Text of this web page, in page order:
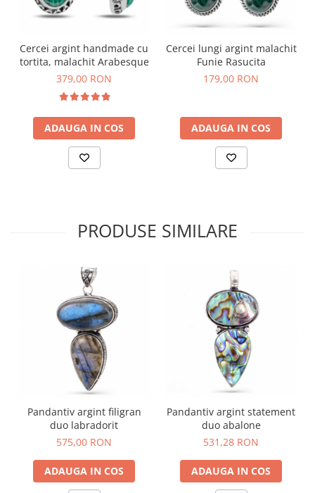
Cercei argint handmade cu
tortita, malachit Arabesque
379,00 RON
ADAUGA IN COS
Cercei lungi argint malachit
Funie Rasucita
179,00 RON
ADAUGA IN COS
PRODUSE SIMILARE
Pandantiv argint filigran
duo labradorit
575,00 RON
ADAUGA IN COS
Pandantiv argint statement
duo abalone
531,28 RON
ADAUGA IN COS